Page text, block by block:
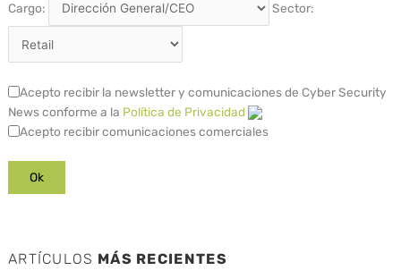
Cargo: Sector:
Acepto recibir la newsletter y comunicaciones de Cyber Security
News conforme a la Política de Privacidad
Acepto recibir comunicaciones comerciales
ARTÍCULOS MÁS RECIENTES